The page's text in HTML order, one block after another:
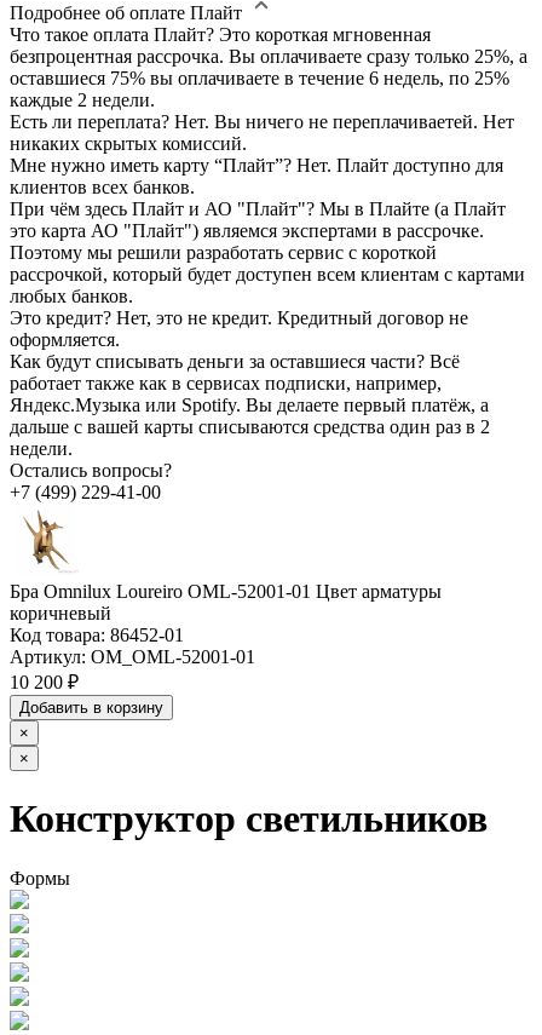
Подробнее об оплате Плайт
Что такое оплата Плайт? Это короткая мгновенная
безпроцентная рассрочка. Вы оплачиваете сразу только 25%, а
оставшиеся 75% вы оплачиваете в течение 6 недель, по 25%
каждые 2 недели.
Есть ли переплата? Нет. Вы ничего не переплачиваетей. Нет
никаких скрытых комиссий.
Мне нужно иметь карту “Плайт”? Нет. Плайт доступно для
клиентов всех банков.
При чём здесь Плайт и АО "Плайт"? Мы в Плайте (а Плайт
это карта АО "Плайт") являемся экспертами в рассрочке.
Поэтому мы решили разработать сервис с короткой
рассрочкой, который будет доступен всем клиентам с картами
любых банков.
Это кредит? Нет, это не кредит. Кредитный договор не
оформляется.
Как будут списывать деньги за оставшиеся части? Всё
работает также как в сервисах подписки, например,
Яндекс.Музыка или Spotify. Вы делаете первый платёж, а
дальше с вашей карты списываются средства один раз в 2
недели.
Остались вопросы?
+7 (499) 229-41-00
Бра Omnilux Loureiro OML-52001-01 Цвет арматуры
коричневый
Код товара: 86452-01
Артикул: OM_OML-52001-01
10 200 ₽
Добавить в корзину
×
×
Конструктор светильников
Формы